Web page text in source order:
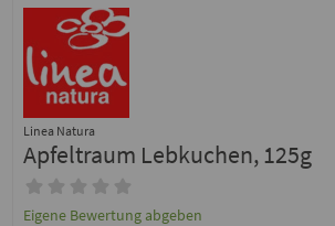
Linea Natura
Apfeltraum Lebkuchen, 125g
Eigene Bewertung abgeben